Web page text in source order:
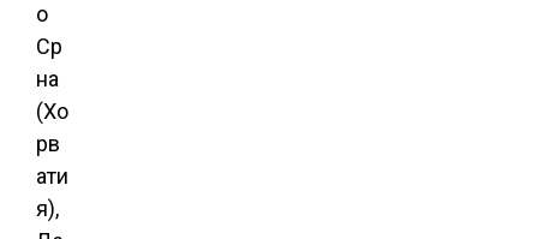
о
Ср
на
(Хо
рв
ати
я),